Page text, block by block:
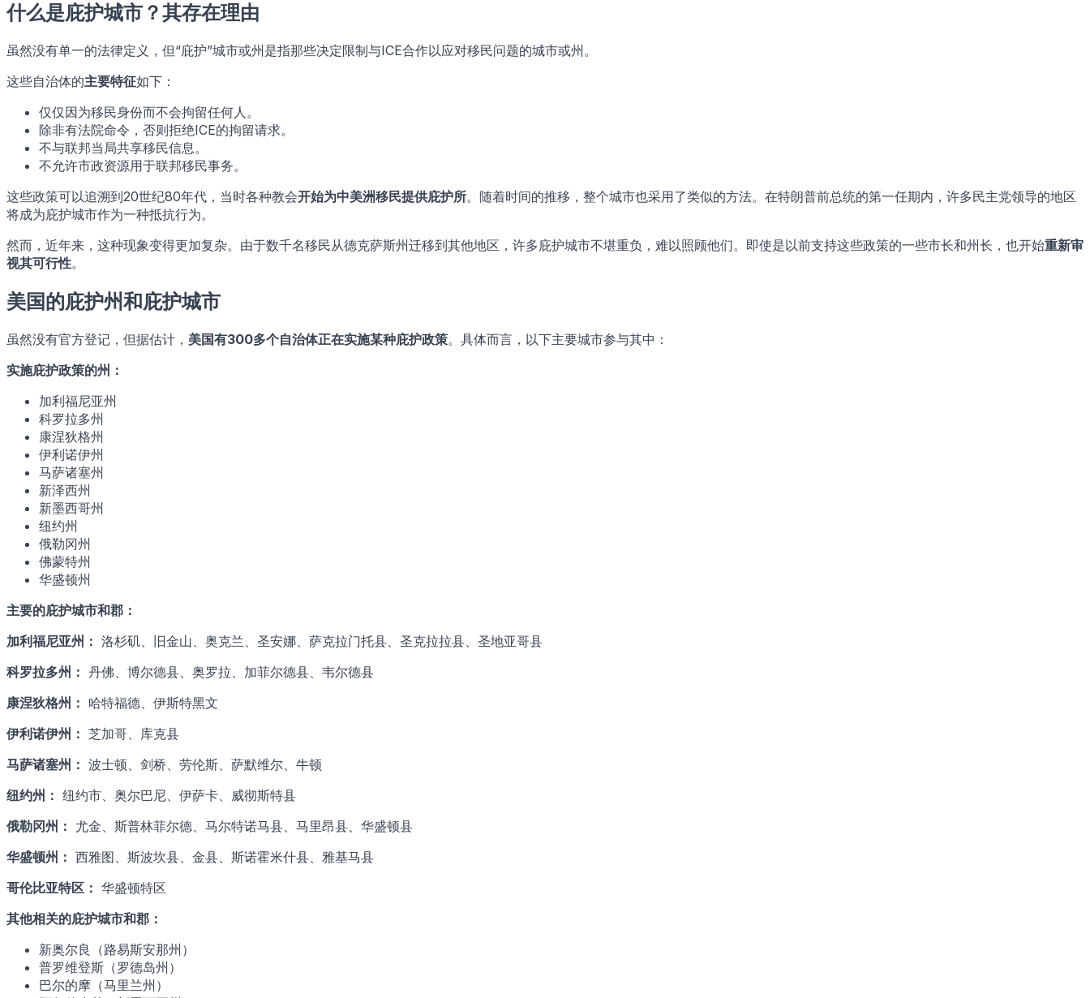
什么是庇护城市？其存在理由
虽然没有单一的法律定义，但“庇护”城市或州是指那些决定限制与ICE合作以应对移民问题的城市或州。
这些自治体的主要特征如下：
仅仅因为移民身份而不会拘留任何人。
除非有法院命令，否则拒绝ICE的拘留请求。
不与联邦当局共享移民信息。
不允许市政资源用于联邦移民事务。
这些政策可以追溯到20世纪80年代，当时各种教会开始为中美洲移民提供庇护所。随着时间的推移，整个城市也采用了类似的方法。在特朗普前总统的第一任期内，许多民主党领导的地区
将成为庇护城市作为一种抵抗行为。
然而，近年来，这种现象变得更加复杂。由于数千名移民从德克萨斯州迁移到其他地区，许多庇护城市不堪重负，难以照顾他们。即使是以前支持这些政策的一些市长和州长，也开始重新审
视其可行性。
美国的庇护州和庇护城市
虽然没有官方登记，但据估计， 美国有300多个自治体正在实施某种庇护政策。具体而言，以下主要城市参与其中：
实施庇护政策的州：
加利福尼亚州
科罗拉多州
康涅狄格州
伊利诺伊州
马萨诸塞州
新泽西州
新墨西哥州
纽约州
俄勒冈州
佛蒙特州
华盛顿州
主要的庇护城市和郡：
加利福尼亚州： 洛杉矶、旧金山、奥克兰、圣安娜、萨克拉门托县、圣克拉拉县、圣地亚哥县
科罗拉多州： 丹佛、博尔德县、奥罗拉、加菲尔德县、韦尔德县
康涅狄格州： 哈特福德、伊斯特黑文
伊利诺伊州： 芝加哥、库克县
马萨诸塞州： 波士顿、剑桥、劳伦斯、萨默维尔、牛顿
纽约州： 纽约市、奥尔巴尼、伊萨卡、威彻斯特县
俄勒冈州： 尤金、斯普林菲尔德、马尔特诺马县、马里昂县、华盛顿县
华盛顿州： 西雅图、斯波坎县、金县、斯诺霍米什县、雅基马县
哥伦比亚特区： 华盛顿特区
其他相关的庇护城市和郡：
新奥尔良（路易斯安那州）
普罗维登斯（罗德岛州）
巴尔的摩（马里兰州）